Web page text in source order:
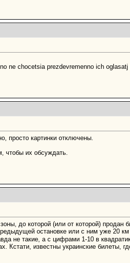
ne chocetsia prezdevremenno ich oglasatj
просто картинки отключены.
чтобы их обсуждать.
до которой (или от которой)
остановке или с ним уже 20
не такие, а с цифрами 1-10 в
известны украинские билеты,